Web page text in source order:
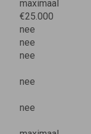
maximaal
€25.000
nee
nee
nee
nee
nee